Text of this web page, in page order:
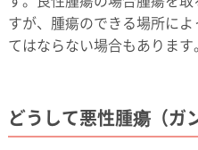
すが、腫瘍のできる場所に
てはならない場合もあります。
どうして悪性腫瘍（ガ